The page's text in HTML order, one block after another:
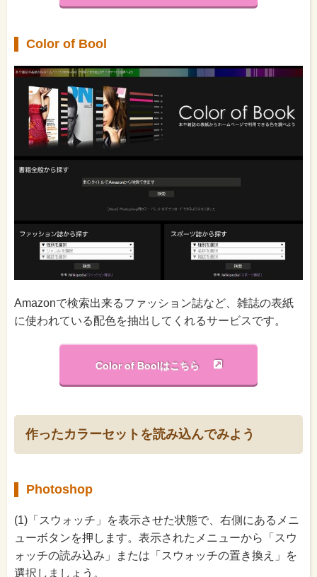
Color of Bool
Amazonで検索出来るファッション誌など、雑誌の表紙
に使われている配色を抽出してくれるサービスです。
Color of Boolはこちら
作ったカラーセットを読み込んでみよう
Photoshop
(1)「スウォッチ」を表示させた状態で、右側にあるメニ
ューボタンを押します。表示されたメニューから「スウ
ォッチの読み込み」または「スウォッチの置き換え」を
選択しましょう。